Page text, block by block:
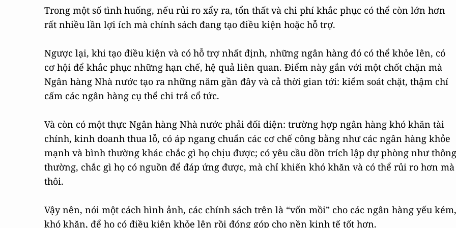
Trong một số tình huống, nếu rủi ro xẩy ra, tổn thất và chi phí khắc phục có thể còn lớn hơn
rất nhiều lần lợi ích mà chính sách đang tạo điều kiện hoặc hỗ trợ.
Ngược lại, khi tạo điều kiện và có hỗ trợ nhất định, những ngân hàng đó có thể khỏe lên, có
cơ hội để khắc phục những hạn chế, hệ quả liên quan. Điểm này gắn với một chốt chặn mà
Ngân hàng Nhà nước tạo ra những năm gần đây và cả thời gian tới: kiểm soát chặt, thậm chí
cấm các ngân hàng cụ thể chi trả cổ tức.
Và còn có một thực Ngân hàng Nhà nước phải đối diện: trường hợp ngân hàng khó khăn tài
chính, kinh doanh thua lỗ, có áp ngang chuẩn các cơ chế công bằng như các ngân hàng khỏe
mạnh và bình thường khác chắc gì họ chịu được; có yêu cầu dồn trích lập dự phòng như thông
thường, chắc gì họ có nguồn để đáp ứng được, mà chỉ khiến khó khăn và có thể rủi ro hơn mà
thôi.
Vậy nên, nói một cách hình ảnh, các chính sách trên là “vốn mồi” cho các ngân hàng yếu kém,
khó khăn, để họ có điều kiện khỏe lên rồi đóng góp cho nền kinh tế tốt hơn.